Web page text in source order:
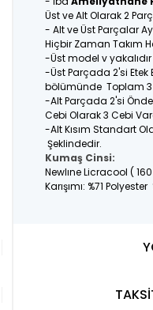
Üst ve Alt Olarak 2
- Alt ve Üst Parçalar
Hiçbir Zaman Takım
-Üst model v yakalıdır
-Üst Parçada 2'si
bölümünde Toplam 3
-Alt Parçada 2'si
Cebi Olarak 3 Cebi
-Alt Kısım Standart
Şeklindedir.
Kumaş Cinsi:
Newlıne Licracool (
Karışımı: %71